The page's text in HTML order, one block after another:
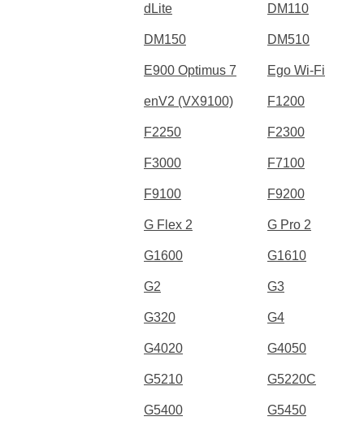
dLite DM110
DM150 DM510
E900 Optimus 7 Ego Wi-Fi
enV2 (VX9100) F1200
F2250 F2300
F3000 F7100
F9100 F9200
G Flex 2 G Pro 2
G1600 G1610
G2 G3
G320 G4
G4020 G4050
G5210 G5220C
G5400 G5450